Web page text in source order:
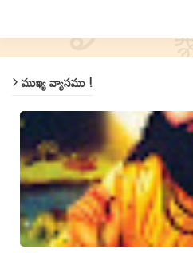
ముఖ్య వ్యాసము !